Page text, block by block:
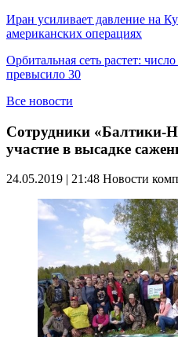
Иран усиливает давление на
американских операциях
Орбитальная сеть растет:
превысило 30
Все новости
Сотрудники «Балтики-
участие в высадке
24.05.2019 | 21:48 Новости